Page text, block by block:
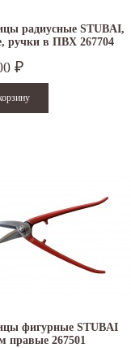
- работаем в обычном режиме с
- выходные дни с 05 по 07 мая
радиусные STUBAI,
ручки в ПВХ 267704
₽
фигурные STUBAI
правые 267501